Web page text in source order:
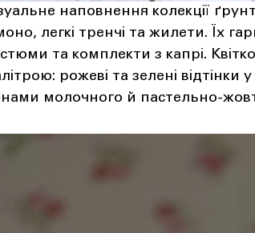
наповнення колекції
легкі тренчі та жилети. Їх
та комплекти з капрі.
рожеві та зелені
молочного й пастельно-